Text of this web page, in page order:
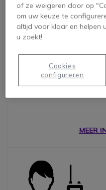
Voor
Portofoonszijn van groot
beveiliging
mobiele telefoons, bieden
om onmiddelijk
MEER
of ze weigeren door op
om uw keuze te
altijd voor klaar en helpen
u zoekt!
Cookies
configureren